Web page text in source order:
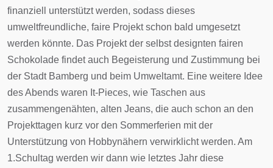
finanziell unterstützt werden, sodass dieses
umweltfreundliche, faire Projekt schon bald umgesetzt
werden könnte. Das Projekt der selbst designten fairen
Schokolade findet auch Begeisterung und Zustimmung bei
der Stadt Bamberg und beim Umweltamt. Eine weitere Idee
des Abends waren It-Pieces, wie Taschen aus
zusammengenähten, alten Jeans, die auch schon an den
Projekttagen kurz vor den Sommerferien mit der
Unterstützung von Hobbynähern verwirklicht werden. Am
1.Schultag werden wir dann wie letztes Jahr diese